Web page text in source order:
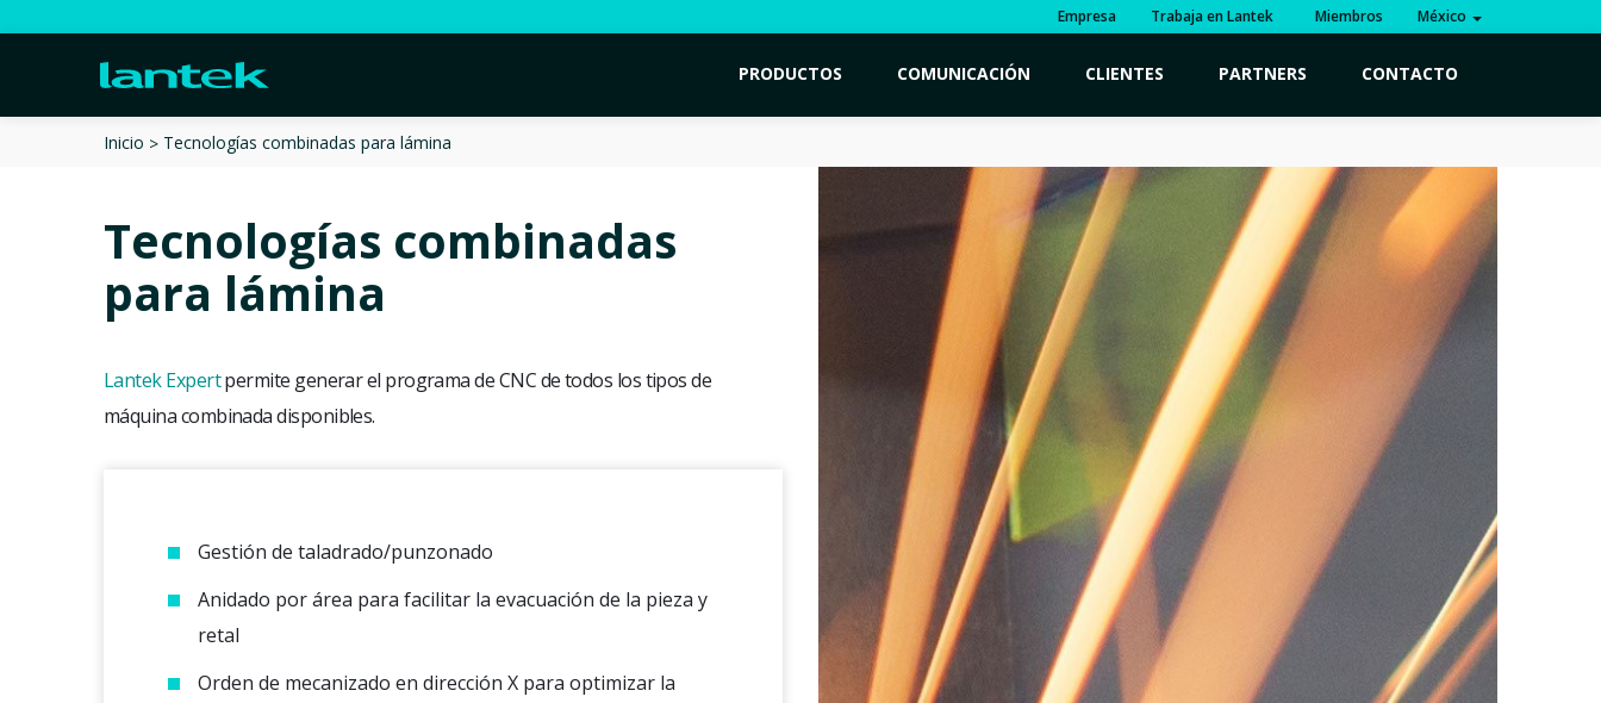
Empresa Trabaja en Lantek Miembros México
PRODUCTOS COMUNICACIÓN CLIENTES PARTNERS CONTACTO
Inicio Tecnologías combinadas para lámina
Tecnologías combinadas
para lámina
Lantek Expertpermite generar el programa de CNC de todos los tipos de
máquina combinada disponibles.
Gestión de taladrado/punzonado
Anidado por área para facilitar la evacuación de la pieza y
retal
Orden de mecanizado en dirección X para optimizar la